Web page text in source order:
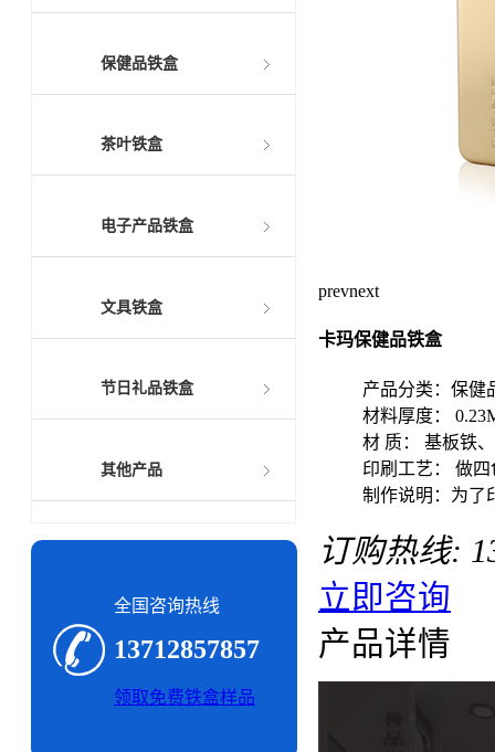
prevnext
卡玛保健品铁盒
产品分类：保健
材料厚度：
材 质： 基板铁
印刷工艺： 做
制作说明：为了
订购热线:
立即咨询
产品详情
保健品铁盒
茶叶铁盒
电子产品铁盒
文具铁盒
节日礼品铁盒
其他产品
全国咨询热线
13712857857
领取免费铁盒样品